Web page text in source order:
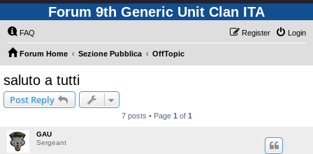
Forum 9th Generic Unit Clan ITA
FAQ Login
Register
Forum Home Sezione Pubblica OffTopic
saluto a tutti
Post Reply
7 posts • Page 1 of 1
GAU
Sergeant